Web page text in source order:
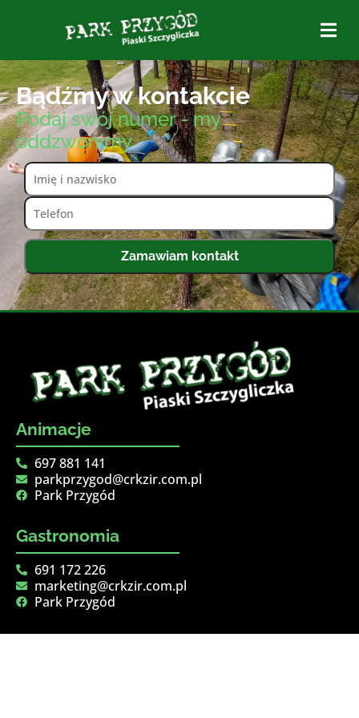
Bądźmy w kontakcie
Podaj swój numer - my
oddzwonimy
Zamawiam kontakt
Animacje
697 881 141
parkprzygod@crkzir.com.pl
Park Przygód
Gastronomia
691 172 226
marketing@crkzir.com.pl
Park Przygód